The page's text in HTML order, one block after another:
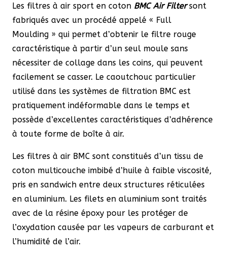
Les filtres à air sport en coton BMC Air Filter sont
fabriqués avec un procédé appelé « Full
Moulding » qui permet d’obtenir le filtre rouge
caractéristique à partir d’un seul moule sans
nécessiter de collage dans les coins, qui peuvent
facilement se casser. Le caoutchouc particulier
utilisé dans les systèmes de filtration BMC est
pratiquement indéformable dans le temps et
possède d’excellentes caractéristiques d’adhérence
à toute forme de boîte à air.
Les filtres à air BMC sont constitués d’un tissu de
coton multicouche imbibé d’huile à faible viscosité,
pris en sandwich entre deux structures réticulées
en aluminium. Les filets en aluminium sont traités
avec de la résine époxy pour les protéger de
l’oxydation causée par les vapeurs de carburant et
l’humidité de l’air.